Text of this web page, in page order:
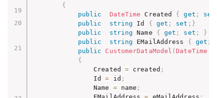
{
public
DateTime Created { get ; set
public
string Id { get ; set ; }
public
string Name { get ; set ;
}
public
string EMailAddress { get ;
public
CustomerDataModel ( DateTime
{
                Created
= created ;
                Id
= id ;
                Name
= name ;